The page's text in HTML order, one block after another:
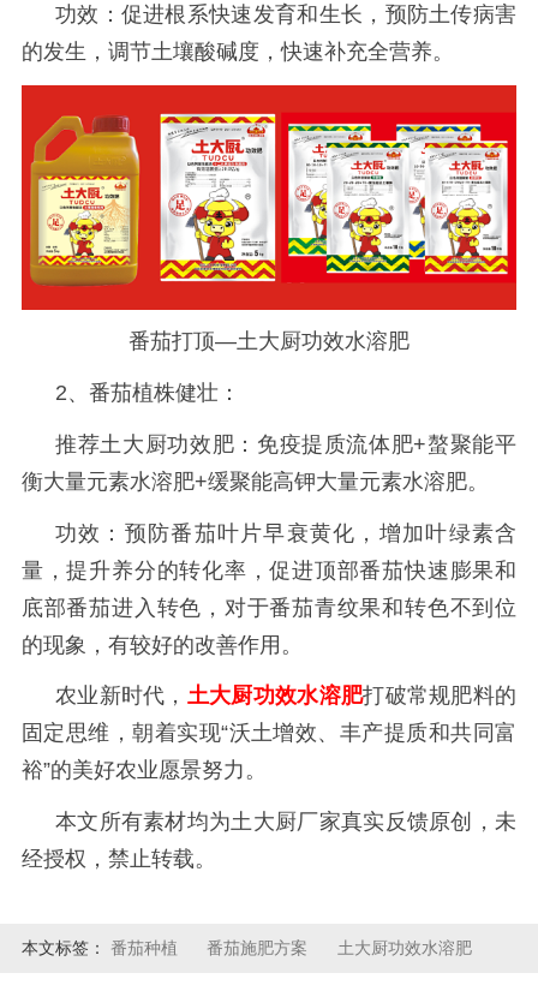
功效：促进根系快速发育和生长，预防土传病害
的发生，调节土壤酸碱度，快速补充全营养。
番茄打顶—土大厨功效水溶肥
2、番茄植株健壮：
推荐土大厨功效肥：免疫提质流体肥+螯聚能平
衡大量元素水溶肥+缓聚能高钾大量元素水溶肥。
功效：预防番茄叶片早衰黄化，增加叶绿素含
量，提升养分的转化率，促进顶部番茄快速膨果和
底部番茄进入转色，对于番茄青纹果和转色不到位
的现象，有较好的改善作用。
农业新时代， 土大厨功效水溶肥打破常规肥料的
固定思维 ，朝着实现“沃土增效、丰产提质和共同富
裕”的美好农业愿景努力。
本文所有素材均为土大厨厂家真实反馈原创，未
经授权，禁止转载。
本文标签： 番茄种植 番茄施肥方案 土大厨功效水溶肥